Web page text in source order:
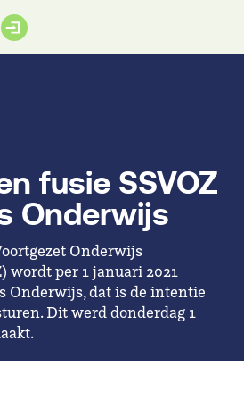
fusie SSVOZ
Onderwijs
Onderwijs
wordt per 1 januari 2021
Onderwijs, dat is de intentie
Dit werd donderdag 1